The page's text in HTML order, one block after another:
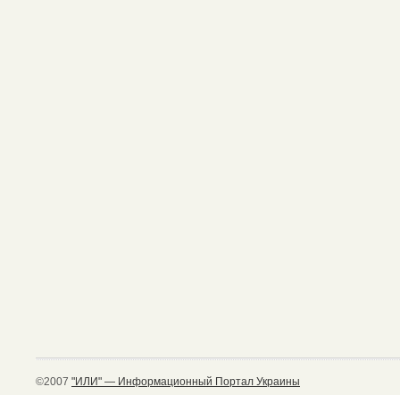
©2007 "ИЛИ" — Информационный Портал Украины